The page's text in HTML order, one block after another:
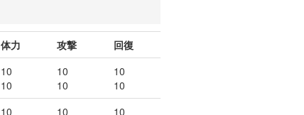
体力 攻撃
回復
10
10
10
10
10
10
10 10 10